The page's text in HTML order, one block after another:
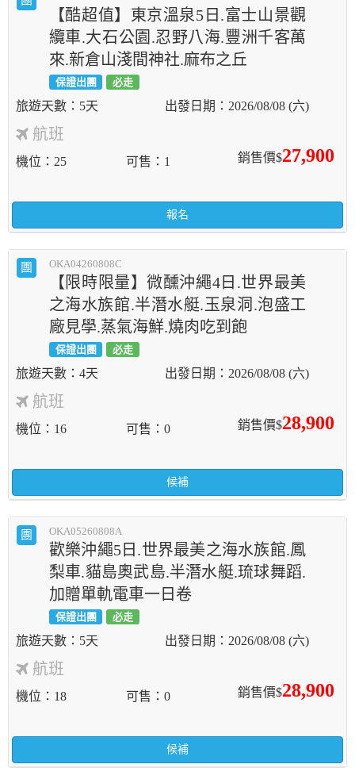
【酷超值】東京溫泉5日.富士山景觀
纜車.大石公園.忍野八海.豐洲千客萬
來.新倉山淺間神社.麻布之丘
保證出團 必走
5天 2026/08/08 (六)
航班
銷售價$27,900
機位 25 可售 1
報名
團 OKA04260808C
【限時限量】微醺沖繩4日.世界最美
之海水族館.半潛水艇.玉泉洞.泡盛工
廠見學.蒸氣海鮮.燒肉吃到飽
保證出團 必走
4天 2026/08/08 (六)
航班
銷售價$28,900
機位 16 可售 0
候補
團 OKA05260808A
歡樂沖繩5日.世界最美之海水族館.鳳
梨車.貓島奧武島.半潛水艇.琉球舞蹈.
加贈單軌電車一日卷
保證出團 必走
5天 2026/08/08 (六)
航班
銷售價$28,900
機位 18 可售 0
候補